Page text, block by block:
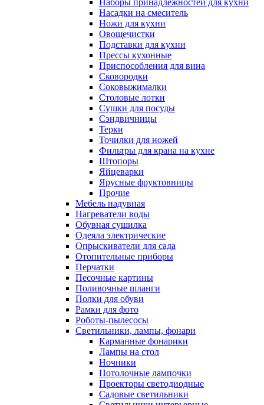
Наборы принадлежностей для кухни
Насадки на смеситель
Ножи для кухни
Овощечистки
Подставки для кухни
Прессы кухонные
Приспособления для вина
Сковородки
Соковыжималки
Столовые лотки
Сушки для посуды
Сэндвичницы
Терки
Точилки для ножей
Фильтры для крана на кухне
Штопоры
Яйцеварки
Ярусные фруктовницы
Прочие
Мебель надувная
Нагреватели воды
Обувная сушилка
Одеяла электрические
Опрыскиватели для сада
Отопительные приборы
Перчатки
Песочные картины
Поливочные шланги
Полки для обуви
Рамки для фото
Роботы-пылесосы
Светильники, лампы, фонари
Карманные фонарики
Лампы на стол
Ночники
Потолочные лампочки
Проекторы светодиодные
Садовые светильники